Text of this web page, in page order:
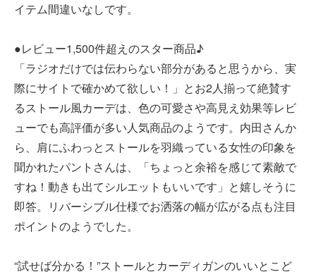
イテム間違いなしです。
●レビュー1,500件超えのスター商品♪
「ラジオだけでは伝わらない部分があると思うから、実
際にサイトで確かめて欲しい！」とお2人揃って絶賛す
るストール風カーデは、色の可愛さや高見え効果等レビ
ューでも高評価が多い人気商品のようです。内田さんか
ら、肩にふわっとストールを羽織っている女性の印象を
聞かれたパントさんは、「ちょっと余裕を感じて素敵で
すね！動きも出てシルエットもいいです」と嬉しそうに
即答。リバーシブル仕様でお洒落の幅が広がる点も注目
ポイントのようでした。
“試せば分かる！”ストールとカーディガンのいいとこど